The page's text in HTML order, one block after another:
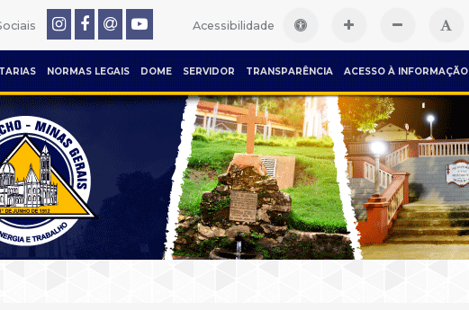
Acessibilidade
NORMAS LEGAIS DOME SERVIDOR TRANSPARÊNCIA ACESSO À INFORMAÇÃO